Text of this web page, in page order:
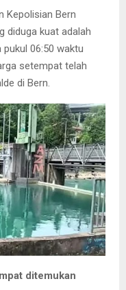
Kepolisian Bern
diduga kuat adalah
pukul 06:50 waktu
setempat telah
di Bern.
ditemukan